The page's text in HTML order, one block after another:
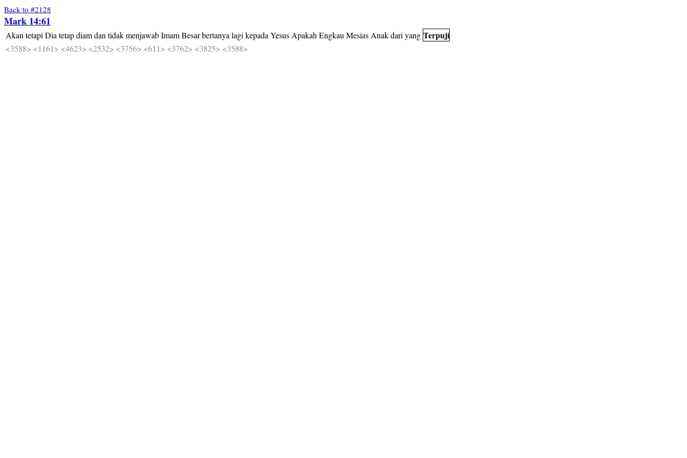
Back to #2128
Mark 14:61
Akan tetapi Dia tetapdiamdan tidakmenjawabImamBesarbertanya lagi kepada Yesus Apakah Engkau Mesias Anakdari yang Terpuji
<3588> <1161> <4623> <2532> <3756> <611> <3762> <3825> <3588>